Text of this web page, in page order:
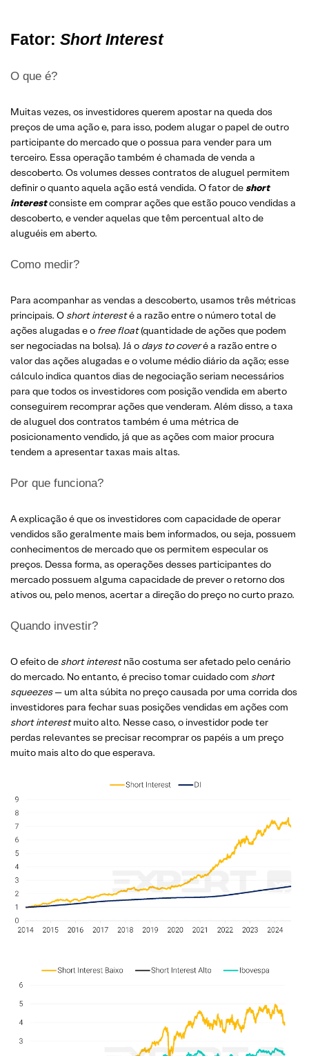
Fator: Short Interest
O que é?
Muitas vezes, os investidores querem apostar na queda dos
preços de uma ação e, para isso, podem alugar o papel de outro
participante do mercado que o possua para vender para um
terceiro. Essa operação também é chamada de venda a
descoberto. Os volumes desses contratos de aluguel permitem
definir o quanto aquela ação está vendida. O fator de short
interestconsiste em comprar ações que estão pouco vendidas a
descoberto, e vender aquelas que têm percentual alto de
aluguéis em aberto.
Como medir?
Para acompanhar as vendas a descoberto, usamos três métricas
principais. O short interesté a razão entre o número total de
ações alugadas e o free float(quantidade de ações que podem
ser negociadas na bolsa). Já o days to coveré a razão entre o
valor das ações alugadas e o volume médio diário da ação; esse
cálculo indica quantos dias de negociação seriam necessários
para que todos os investidores com posição vendida em aberto
conseguirem recomprar ações que venderam. Além disso, a taxa
de aluguel dos contratos também é uma métrica de
posicionamento vendido, já que as ações com maior procura
tendem a apresentar taxas mais altas.
Por que funciona?
A explicação é que os investidores com capacidade de operar
vendidos são geralmente mais bem informados, ou seja, possuem
conhecimentos de mercado que os permitem especular os
preços. Dessa forma, as operações desses participantes do
mercado possuem alguma capacidade de prever o retorno dos
ativos ou, pelo menos, acertar a direção do preço no curto prazo.
Quando investir?
O efeito de short interestnão costuma ser afetado pelo cenário
do mercado. No entanto, é preciso tomar cuidado com short
squeezes— um alta súbita no preço causada por uma corrida dos
investidores para fechar suas posições vendidas em ações com
short interestmuito alto. Nesse caso, o investidor pode ter
perdas relevantes se precisar recomprar os papéis a um preço
muito mais alto do que esperava.